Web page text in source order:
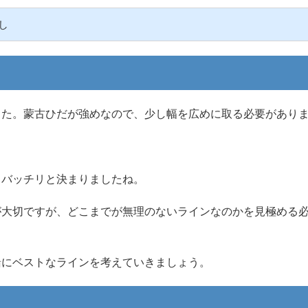
蒙古ひだが強めなので、少し幅を広めに取る必要がありま
ッチリと決まりましたね。
切ですが、どこまでが無理のないラインなのかを見極める
ベストなラインを考えていきましょう。